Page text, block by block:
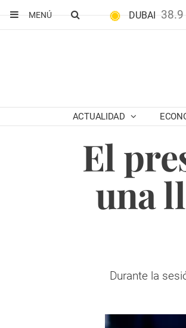
MENÚ
DUBAI 38.9
ACTUALIDAD
El
una
Durante la